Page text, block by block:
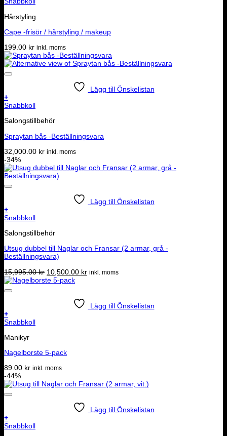
Hårstyling
Cape -frisör / hårstyling / makeup
199.00 kr inkl. moms
Lägg till Önskelistan
+
Snabbkoll
Salongstillbehör
Spraytan bås -Beställningsvara
32,000.00 kr inkl. moms
-34%
Lägg till Önskelistan
+
Snabbkoll
Salongstillbehör
Utsug dubbel till Naglar och Fransar (2 armar, grå -
Beställningsvara)
15,995.00kr Det
ursprungliga
15,995.00 kr.
10,500.00 krDet
10,500.00 kr.
inkl. moms
Lägg till Önskelistan
+
Snabbkoll
Manikyr
Nagelborste 5-pack
89.00 kr inkl. moms
-44%
Lägg till Önskelistan
+
Snabbkoll